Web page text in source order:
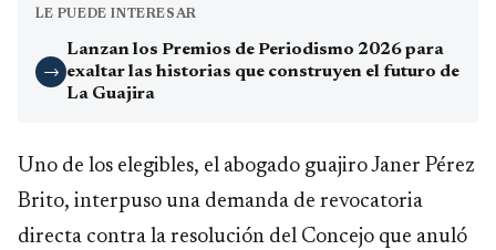
LE PUEDE INTERESAR
→
Lanzan los Premios de Periodismo 2026 para
exaltar las historias que construyen el futuro de
La Guajira
Uno de los elegibles, el abogado guajiro Janer Pérez
Brito, interpuso una demanda de revocatoria
directa contra la resolución del Concejo que anuló